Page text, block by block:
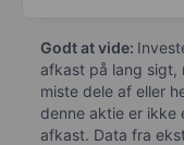
Godt at vide:
afkast på lang sigt,
miste dele af eller
denne aktie er ikke
afkast. Data fra